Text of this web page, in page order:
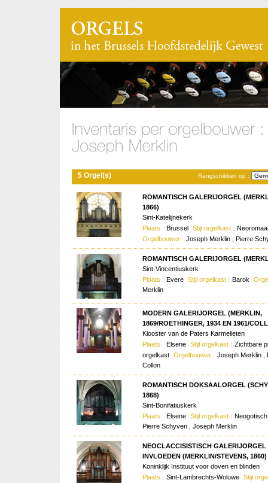
Rangschikken op :
5 Orgel(s)
ROMANTISCH GALERIJORGEL
1866)
Sint-Katelijnekerk
Plaats : Brussel Stijl orgelkast :
Orgelbouwer : Joseph Merklin , Pierre
ROMANTISCH GALERIJORGEL
Sint-Vincentiuskerk
Plaats : Evere Stijl orgelkast : Barok
Merklin
MODERN GALERIJORGEL (MERKLIN,
1869/ROETHINGER, 1934 EN 1961/
Klooster van de Paters Karmelieten
Plaats : Elsene Stijl orgelkast : Zichtbare
orgelkast Orgelbouwer : Joseph Merklin ,
Collon
ROMANTISCH DOKSAALORGEL
1868)
Sint-Bonifatiuskerk
Plaats : Elsene Stijl orgelkast :
Pierre Schyven , Joseph Merklin
NEOCLACCISISTISCH
INVLOEDEN (MERKLIN/STEVENS, 1860)
Koninklijk Instituut voor doven en blinden
Plaats : Sint-Lambrechts-Woluwe Stijl